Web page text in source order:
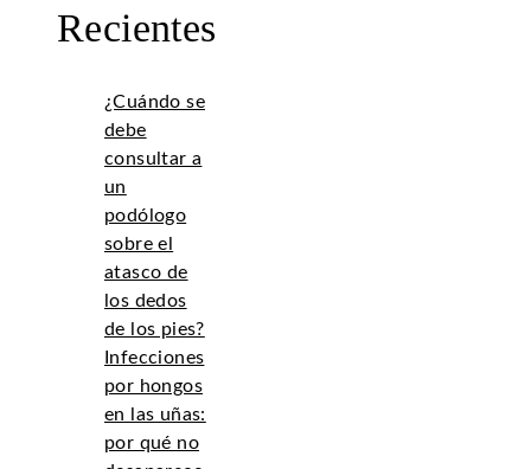
Recientes
¿Cuándo se
debe
consultar a
un
podólogo
sobre el
atasco de
los dedos
de los pies?
Infecciones
por hongos
en las uñas:
por qué no